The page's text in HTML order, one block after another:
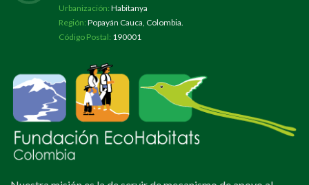
Urbanización: Habitanya
Región: Popayán Cauca, Colombia.
Código Postal: 190001